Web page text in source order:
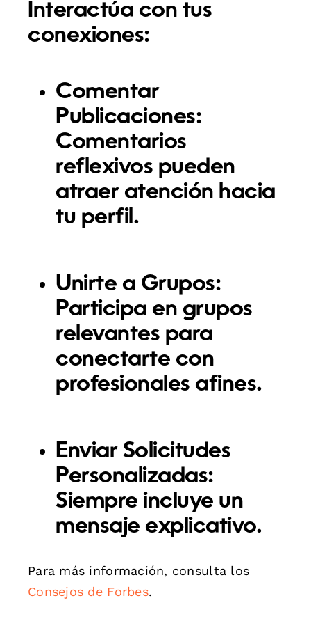
Interactúa con tus
conexiones:
Comentar
Publicaciones:
Comentarios
reflexivos pueden
atraer atención hacia
tu perfil.
Unirte a Grupos:
Participa en grupos
relevantes para
conectarte con
profesionales afines.
Enviar Solicitudes
Personalizadas:
Siempre incluye un
mensaje explicativo.
Para más información, consulta los
Consejos de Forbes.